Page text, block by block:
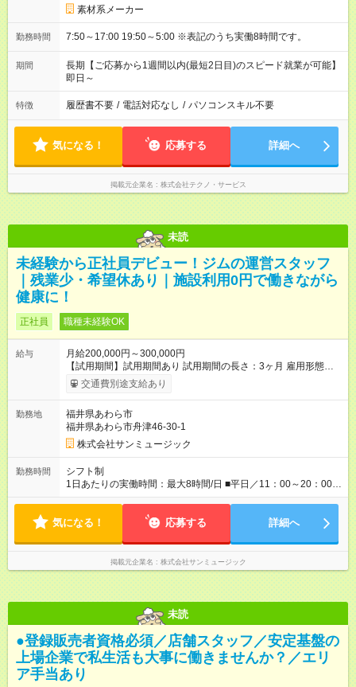
素材系メーカー
勤務時間 7:50～17:00 19:50～5:00 ※表記のうち実働8時間です。
期間
長期【ご応募から1週間以内(最短2日目)のスピード就業が可能】
即日～
特徴 履歴書不要 / 電話対応なし / パソコンスキル不要
気になる！ 応募する 詳細へ
掲載元企業名 株式会社テクノ・サービス
未読
未経験から正社員デビュー！ジムの運営スタッフ
｜残業少・希望休あり｜施設利用0円で働きながら
健康に！
正社員 職種未経験OK
給与
月給200,000円～300,000円
【試用期間】試用期間あり 試用期間の長さ：3ヶ月 雇用形態、
給与は本採用時と同じです。
交通費別途支給あり
勤務地
福井県あわら市
福井県あわら市舟津46-30-1
株式会社サンミュージック
勤務時間
シフト制
1日あたりの実働時間：最大8時間/日 ■平日／11：00～20：00 ■
土日祝／10：00～19：00
気になる！ 応募する 詳細へ
掲載元企業名 株式会社サンミュージック
未読
●登録販売者資格必須／店舗スタッフ／安定基盤の
上場企業で私生活も大事に働きませんか？／エリ
ア手当あり